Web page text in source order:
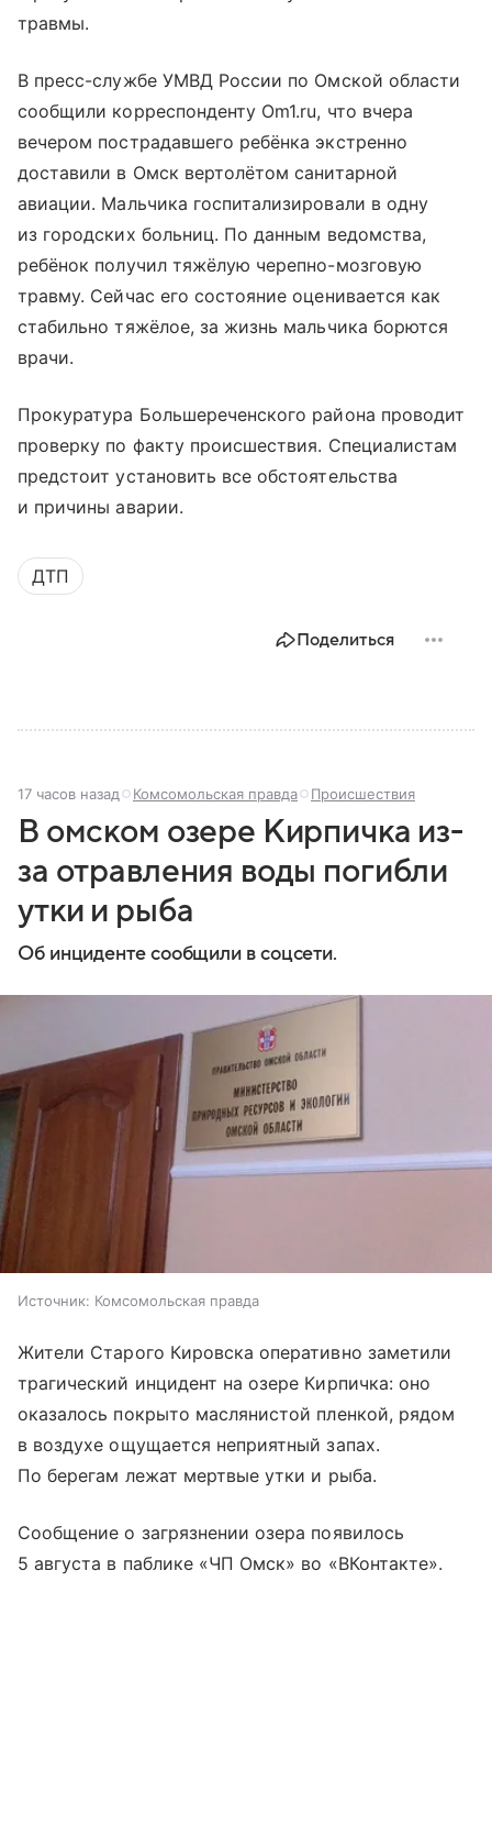
травмы.
В пресс-службе УМВД России по Омской области
сообщили корреспонденту Om1.ru, что вчера
вечером пострадавшего ребёнка экстренно
доставили в Омск вертолётом санитарной
авиации. Мальчика госпитализировали в одну
из городских больниц. По данным ведомства,
ребёнок получил тяжёлую черепно-мозговую
травму. Сейчас его состояние оценивается как
стабильно тяжёлое, за жизнь мальчика борются
врачи.
Прокуратура Большереченского района проводит
проверку по факту происшествия. Специалистам
предстоит установить все обстоятельства
и причины аварии.
ДТП
Поделиться
17 часов назад Комсомольская правда Происшествия
В омском озере Кирпичка из-
за отравления воды погибли
утки и рыба
Об инциденте сообщили в соцсети.
Источник: Комсомольская правда
Жители Старого Кировска оперативно заметили
трагический инцидент на озере Кирпичка: оно
оказалось покрыто маслянистой пленкой, рядом
в воздухе ощущается неприятный запах.
По берегам лежат мертвые утки и рыба.
Сообщение о загрязнении озера появилось
5 августа в паблике «ЧП Омск» во «ВКонтакте».